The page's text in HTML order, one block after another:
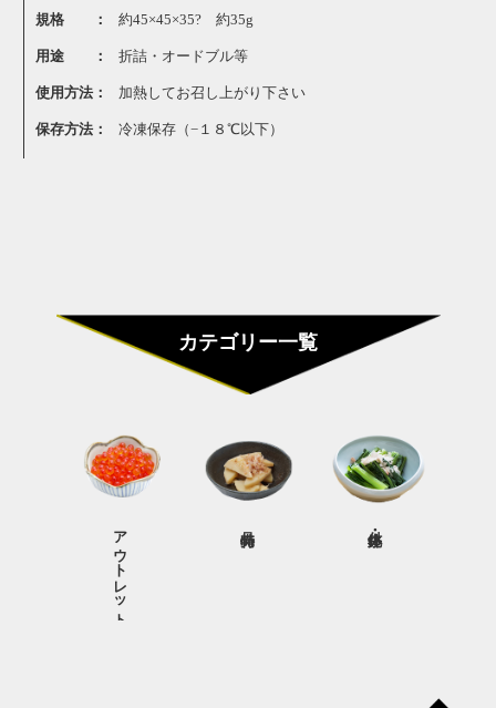
規格 ： 約45×45×35? 約35g
用途 ： 折詰・オードブル等
使用方法： 加熱してお召し上がり下さい
保存方法： 冷凍保存（−１８℃以下）
カテゴリー一覧
アウトレット商品